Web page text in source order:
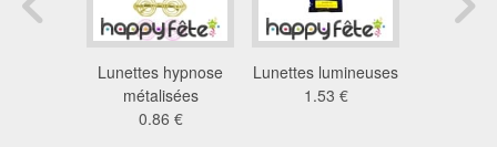
Lunettes hypnose
métalisées
0.86 €
Lunettes lumineuses
1.53 €